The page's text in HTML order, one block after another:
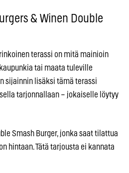
& Winen Double
terassi on mitä mainioin
tai maata tuleville
sijainnin lisäksi tämä terassi
tarjonnallaan – jokaiselle löytyy
Smash Burger, jonka saat tilattua
hintaan. Tätä tarjousta ei kannata